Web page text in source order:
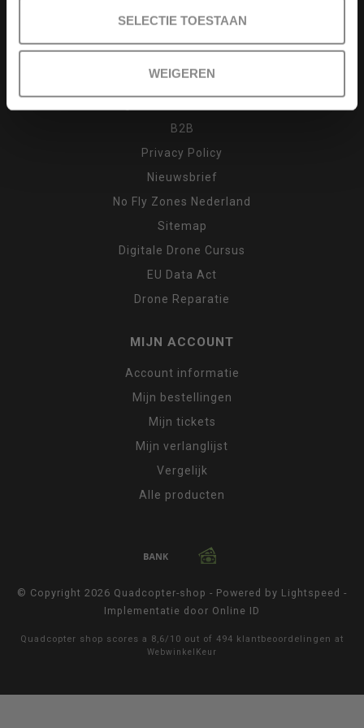
SELECTIE TOESTAAN
WEIGEREN
Inruilen
Retour
B2B
Privacy Policy
Nieuwsbrief
No Fly Zones Nederland
Sitemap
Digitale Drone Cursus
EU Data Act
Drone Reparatie
MIJN ACCOUNT
Account informatie
Mijn bestellingen
Mijn tickets
Mijn verlanglijst
Vergelijk
Alle producten
© Copyright 2026 Quadcopter-shop - Powered by Lightspeed -
Implementatie door Online ID
Quadcopter shop scores a 8,6/ 10 out of 494 klantbeoordelingen at
WebwinkelKeur